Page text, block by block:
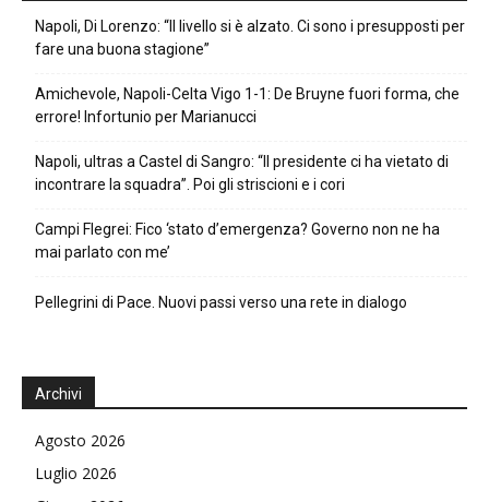
Napoli, Di Lorenzo: “Il livello si è alzato. Ci sono i presupposti per
fare una buona stagione”
Amichevole, Napoli-Celta Vigo 1-1: De Bruyne fuori forma, che
errore! Infortunio per Marianucci
Napoli, ultras a Castel di Sangro: “Il presidente ci ha vietato di
incontrare la squadra”. Poi gli striscioni e i cori
Campi Flegrei: Fico ‘stato d’emergenza? Governo non ne ha
mai parlato con me’
Pellegrini di Pace. Nuovi passi verso una rete in dialogo
Archivi
Agosto 2026
Luglio 2026